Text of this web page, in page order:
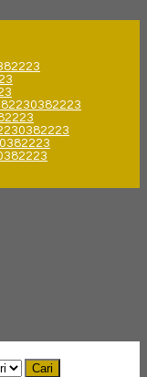
Cari